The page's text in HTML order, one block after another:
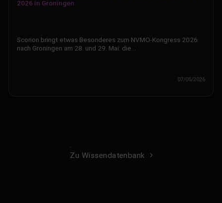
2026 in Groningen
07/05/2026
Scorion bringt etwas Besonderes zum NVMO-Kongress 2026
nach Groningen am 28. und 29. Mai: die…
Zu Wissendatenbank